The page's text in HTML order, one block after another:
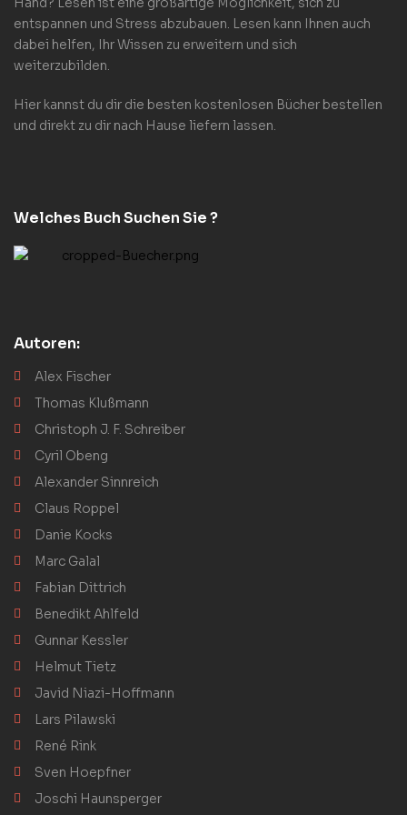
entspannen und Stress abzubauen. Lesen kann Ihnen auch
dabei helfen, Ihr Wissen zu erweitern und sich
weiterzubilden.
Hier kannst du dir die besten kostenlosen Bücher bestellen
und direkt zu dir nach Hause liefern lassen.
Welches Buch Suchen Sie ?
Autoren:
Alex Fischer
Thomas Klußmann
Christoph J. F. Schreiber
Cyril Obeng
Alexander Sinnreich
Claus Roppel
Danie Kocks
Marc Galal
Fabian Dittrich
Benedikt Ahlfeld
Gunnar Kessler
Helmut Tietz
Javid Niazi-Hoffmann
Lars Pilawski
René Rink
Sven Hoepfner
Joschi Haunsperger